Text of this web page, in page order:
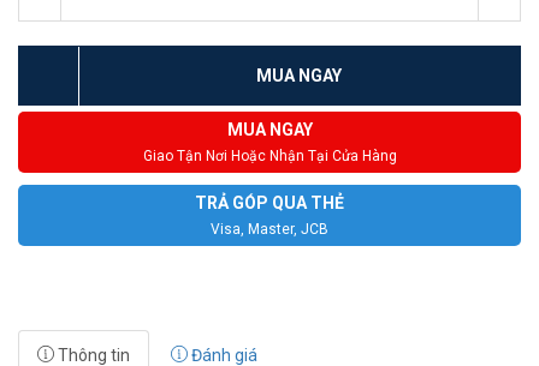
MUA NGAY
MUA NGAY
Giao Tận Nơi Hoặc Nhận Tại Cửa Hàng
TRẢ GÓP QUA THẺ
Visa, Master, JCB
Thông tin Đánh giá